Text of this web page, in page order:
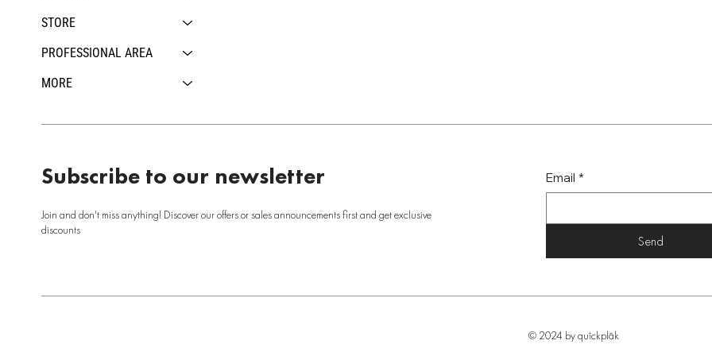
STORE
PROFESSIONAL AREA
MORE
Subscribe to our newsletter
Join and don't miss anything! Discover our offers or sales announcements first and get exclusive
discounts
Email *
Send
© 2024 by quîckplâk